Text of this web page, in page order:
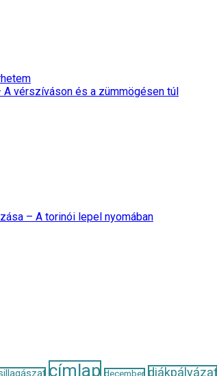
vérszíváson és a zümmögésen túl
– A torinói lepel nyomában
címlap december diákpályázat